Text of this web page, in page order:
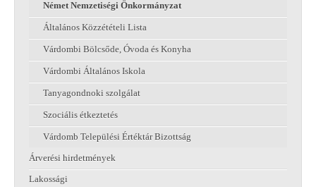
Német Nemzetiségi Önkormányzat
Általános Közzétételi Lista
Várdombi Bölcsőde, Óvoda és Konyha
Várdombi Általános Iskola
Tanyagondnoki szolgálat
Szociális étkeztetés
Várdomb Települési Értéktár Bizottság
Árverési hirdetmények
Lakossági